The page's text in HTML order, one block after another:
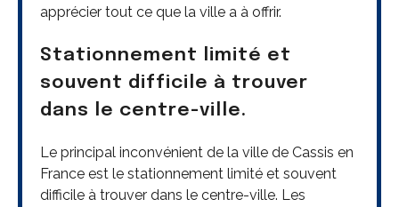
apprécier tout ce que la ville a à offrir.
Stationnement limité et
souvent difficile à trouver
dans le centre-ville.
Le principal inconvénient de la ville de Cassis en
France est le stationnement limité et souvent
difficile à trouver dans le centre-ville. Les